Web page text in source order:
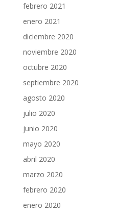
febrero 2021
enero 2021
diciembre 2020
noviembre 2020
octubre 2020
septiembre 2020
agosto 2020
julio 2020
junio 2020
mayo 2020
abril 2020
marzo 2020
febrero 2020
enero 2020